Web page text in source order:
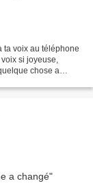
voix au téléphone
si joyeuse,
chose a